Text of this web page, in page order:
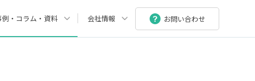
例・コラム・資料 会社情報 お問い合わせ